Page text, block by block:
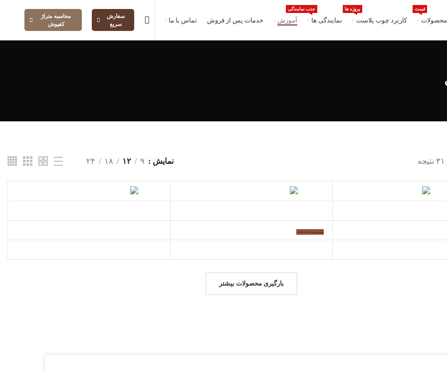
محصولات
قیمت
کاربرد چوب پلاست
پروژه ها
نمایندگی ها
جذب نمایندگی
آموزش خدمات پس از فروش تماس با ما
سفارش
سریع
محاسبه متراژ
کفپوش
نمایش ۹ ۱۲ ۱۸ ۲۴
اطلاعات بیشتر اطلاعات بیشتر اطلاعات بیشتر
اطلاعات بیشتر اطلاعات بیشتر
اطلاعات بیشتر اطلاعات بیشتر
اطلاعات بیشتر اطلاعات بیشتر اطلاعات بیشتر
بارگیری محصولات بیشتر